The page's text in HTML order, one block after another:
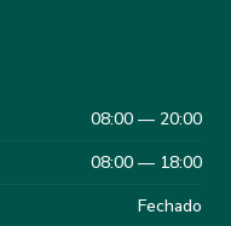
08:00 — 20:00
08:00 — 18:00
Fechado